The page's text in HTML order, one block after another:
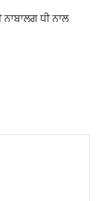
ਨਾਬਾਲਗ ਧੀ ਨਾਲ